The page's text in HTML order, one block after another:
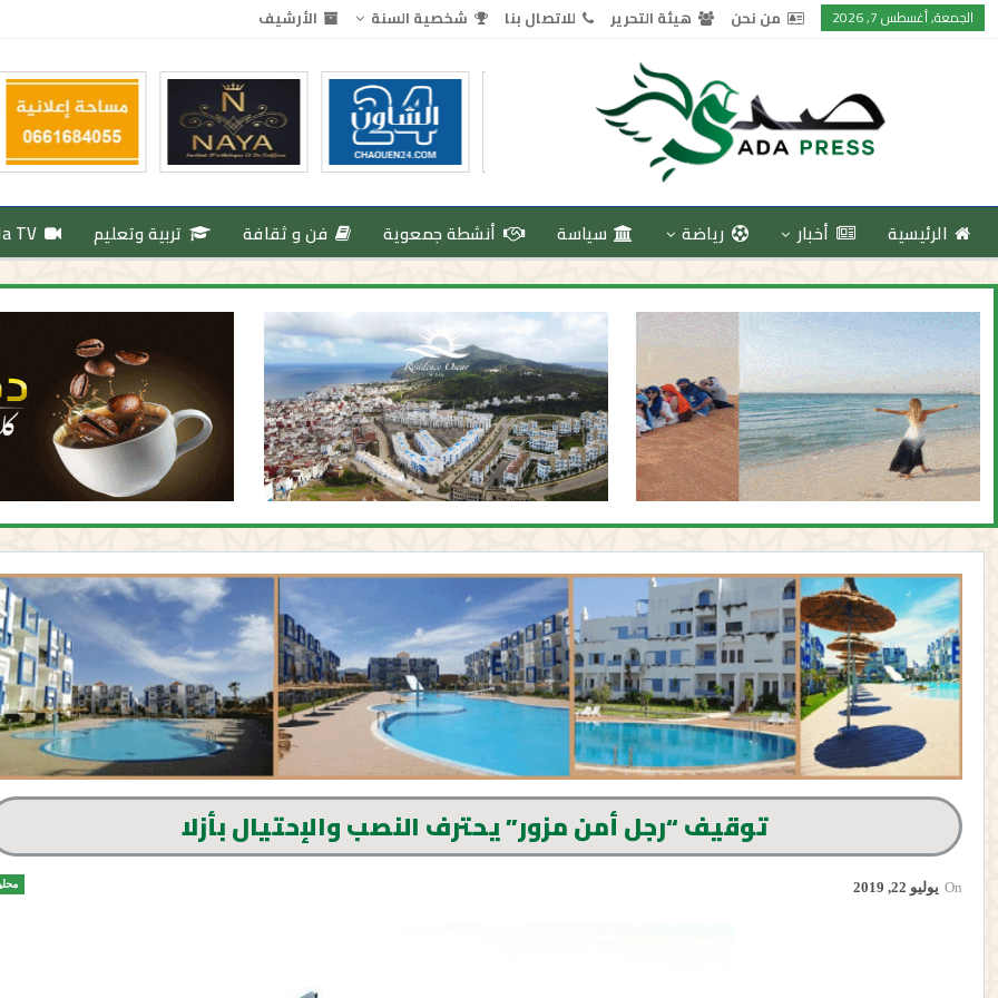
الجمعة, أغسطس 7, 2026 من نحن هيئة التحرير للاتصال بنا شخصية السنة الأرشيف
الرئيسية أخبار رياضة سياسة أنشطة جمعوية فن و ثقافة تربية وتعليم TV
توقيف “رجل أمن مزور” يحترف النصب والإحتيال بأزلا
On يوليو 22, 2019